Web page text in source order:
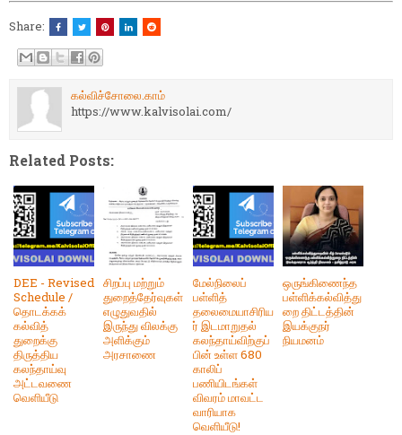
Share:
கல்விச்சோலை.காம்
https://www.kalvisolai.com/
Related Posts:
DEE - Revised
Schedule /
தொடக்கக்
கல்வித்
துறைக்கு
திருத்திய
கலந்தாய்வு
அட்டவணை
வெளியீடு
சிறப்பு மற்றும்
துறைத்தேர்வுகள்
எழுதுவதில்
இருந்து விலக்கு
அளிக்கும்
அரசாணை
மேல்நிலைப்
பள்ளித்
தலைமையாசிரிய
ர் இடமாறுதல்
கலந்தாய்விற்குப்
பின் உள்ள 680
காலிப்
பணியிடங்கள்
விவரம் மாவட்ட
வாரியாக
வெளியீடு!
ஒருங்கிணைந்த
பள்ளிக்கல்வித்து
றை திட்டத்தின்
இயக்குநர்
நியமனம்